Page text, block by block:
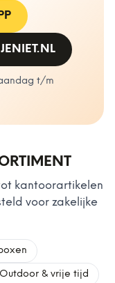
t/m
kantoorartikelen
voor zakelijke
Outdoor & vrije tijd